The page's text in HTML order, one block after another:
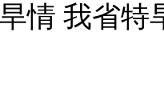
情 我省特